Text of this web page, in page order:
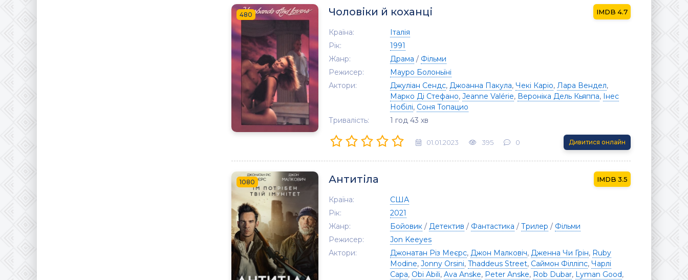
480 Чоловіки й коханці 4.7
Країна:
Італія
Рік:
1991
Жанр:
Драма / Фільми
Режисер:
Мауро Болоньїні
Актори:
Джуліан Сендс, Джоанна Пакула, Чекі Каріо, Лара Вендел,
Марко Ді Стефано, Jeanne Valérie, Вероніка Дель Кьяппа, Інес
Нобілі, Соня Топацио
Тривалість:
1 год 43 хв
01.01.2023 395 0 Дивитися онлайн
1080 Антитіла 3.5
Країна:
США
Рік:
2021
Жанр:
Бойовик / Детектив / Фантастика / Трилер / Фільми
Режисер:
Jon Keeyes
Актори:
Джонатан Різ Меєрс, Джон Малковіч, Дженна Чи Грін, Ruby
Modine, Jonny Orsini, Thaddeus Street, Саймон Філліпс, Чарлі
Сара, Obi Abili, Ava Anske, Peter Anske, Rob Dubar, Lyman Good,